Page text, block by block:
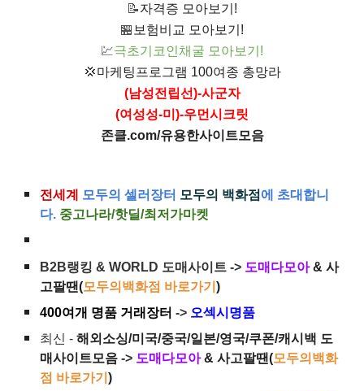
📝자격증 모아보기!
🏪 보험비교 모아보기!
💹극초기코인채굴 모아보기!
💢마케팅프로그램 100여종 총망라
(남성전립선)-사군자
(여성성-미)-우먼시크릿
존클.com/유용한사이트모음
전세계 모두의 셀러장터 모두의 백화점 에 초대합니
다. 중고나라/핫딜/최저가마켓
B2B랭킹 & WORLD 도매사이트 -> 도매다모아 & 사
고팔땐(모두의백화점 바로가기)
400여개 명품 거래장터 -> 오섹시명품
최신 -해외소싱/미국/중국/일본/영국/쿠폰/캐시백 도
매사이트모음 -> 도매다모아 & 사고팔땐(모두의백화
점 바로가기)